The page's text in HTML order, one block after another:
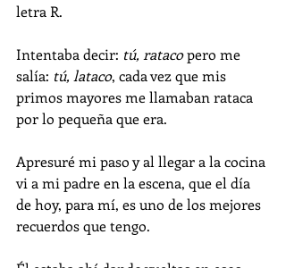
letra R.
Intentaba decir: tú, rataco pero me
salía: tú, lataco, cada vez que mis
primos mayores me llamaban rataca
por lo pequeña que era.
Apresuré mi paso y al llegar a la cocina
vi a mi padre en la escena, que el día
de hoy, para mí, es uno de los mejores
recuerdos que tengo.